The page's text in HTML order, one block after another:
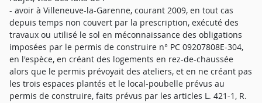
- avoir à Villeneuve-la-Garenne, courant 2009, en tout cas
depuis temps non couvert par la prescription, exécuté des
travaux ou utilisé le sol en méconnaissance des obligations
imposées par le permis de construire n° PC 09207808E-304,
en l'espèce, en créant des logements en rez-de-chaussée
alors que le permis prévoyait des ateliers, et en ne créant pas
les trois espaces plantés et le local-poubelle prévus au
permis de construire, faits prévus par les articles L. 421-1, R.